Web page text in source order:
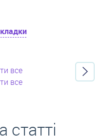
все
все
статті